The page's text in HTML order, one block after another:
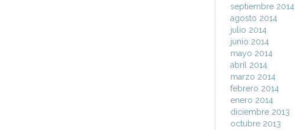
septiembre 2014
agosto 2014
julio 2014
junio 2014
mayo 2014
abril 2014
marzo 2014
febrero 2014
enero 2014
diciembre 2013
octubre 2013